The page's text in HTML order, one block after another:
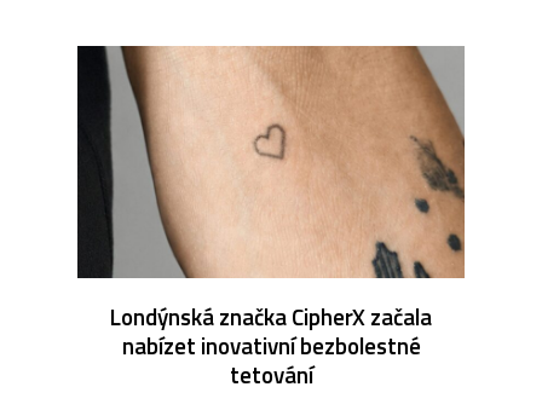
Londýnská značka CipherX začala
nabízet inovativní bezbolestné
tetování